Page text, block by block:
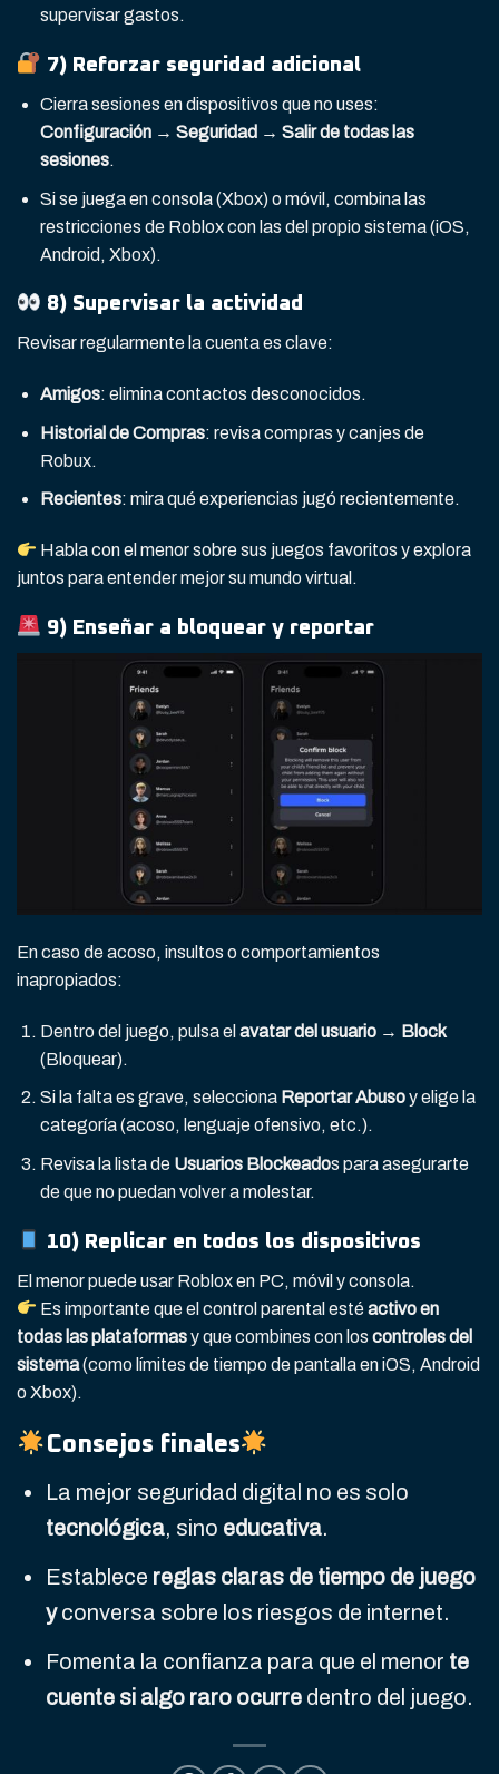
supervisar gastos.
7) Reforzar seguridad adicional
Cierra sesiones en dispositivos que no uses:
Configuración → Seguridad → Salir de todas las
sesiones.
Si se juega en consola (Xbox) o móvil, combina las
restricciones de Roblox con las del propio sistema (iOS,
Android, Xbox).
8) Supervisar la actividad
Revisar regularmente la cuenta es clave:
Amigos: elimina contactos desconocidos.
Historial de Compras: revisa compras y canjes de
Robux.
Recientes: mira qué experiencias jugó recientemente.
Habla con el menor sobre sus juegos favoritos y explora
juntos para entender mejor su mundo virtual.
9) Enseñar a bloquear y reportar
En caso de acoso, insultos o comportamientos
inapropiados:
Dentro del juego, pulsa el avatar del usuario→ Block
(Bloquear).
Si la falta es grave, selecciona Reportar Abusoy elige la
categoría (acoso, lenguaje ofensivo, etc.).
Revisa la lista de Usuarios Blockeados para asegurarte
de que no puedan volver a molestar.
10) Replicar en todos los dispositivos
El menor puede usar Roblox en PC, móvil y consola.
Es importante que el control parental estéactivo en
todas las plataformasy que combines con los controles del
sistema(como límites de tiempo de pantalla en iOS, Android
o Xbox).
Consejos finales
La mejor seguridad digital no es solo
tecnológica, sino educativa.
Establece reglas claras de tiempo de juego
yconversa sobre los riesgos de internet.
Fomenta la confianza para que el menor te
cuente si algo raro ocurre dentro del juego.